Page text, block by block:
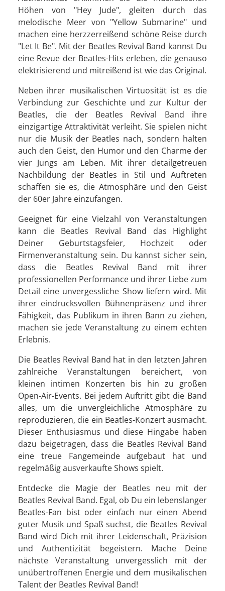
Höhen von "Hey Jude", gleiten durch das
melodische Meer von "Yellow Submarine" und
machen eine herzzerreißend schöne Reise durch
"Let It Be". Mit der Beatles Revival Band kannst Du
eine Revue der Beatles-Hits erleben, die genauso
elektrisierend und mitreißend ist wie das Original.
Neben ihrer musikalischen Virtuosität ist es die
Verbindung zur Geschichte und zur Kultur der
Beatles, die der Beatles Revival Band ihre
einzigartige Attraktivität verleiht. Sie spielen nicht
nur die Musik der Beatles nach, sondern halten
auch den Geist, den Humor und den Charme der
vier Jungs am Leben. Mit ihrer detailgetreuen
Nachbildung der Beatles in Stil und Auftreten
schaffen sie es, die Atmosphäre und den Geist
der 60er Jahre einzufangen.
Geeignet für eine Vielzahl von Veranstaltungen
kann die Beatles Revival Band das Highlight
Deiner Geburtstagsfeier, Hochzeit oder
Firmenveranstaltung sein. Du kannst sicher sein,
dass die Beatles Revival Band mit ihrer
professionellen Performance und ihrer Liebe zum
Detail eine unvergessliche Show liefern wird. Mit
ihrer eindrucksvollen Bühnenpräsenz und ihrer
Fähigkeit, das Publikum in ihren Bann zu ziehen,
machen sie jede Veranstaltung zu einem echten
Erlebnis.
Die Beatles Revival Band hat in den letzten Jahren
zahlreiche Veranstaltungen bereichert, von
kleinen intimen Konzerten bis hin zu großen
Open-Air-Events. Bei jedem Auftritt gibt die Band
alles, um die unvergleichliche Atmosphäre zu
reproduzieren, die ein Beatles-Konzert ausmacht.
Dieser Enthusiasmus und diese Hingabe haben
dazu beigetragen, dass die Beatles Revival Band
eine treue Fangemeinde aufgebaut hat und
regelmäßig ausverkaufte Shows spielt.
Entdecke die Magie der Beatles neu mit der
Beatles Revival Band. Egal, ob Du ein lebenslanger
Beatles-Fan bist oder einfach nur einen Abend
guter Musik und Spaß suchst, die Beatles Revival
Band wird Dich mit ihrer Leidenschaft, Präzision
und Authentizität begeistern. Mache Deine
nächste Veranstaltung unvergesslich mit der
unübertroffenen Energie und dem musikalischen
Talent der Beatles Revival Band!